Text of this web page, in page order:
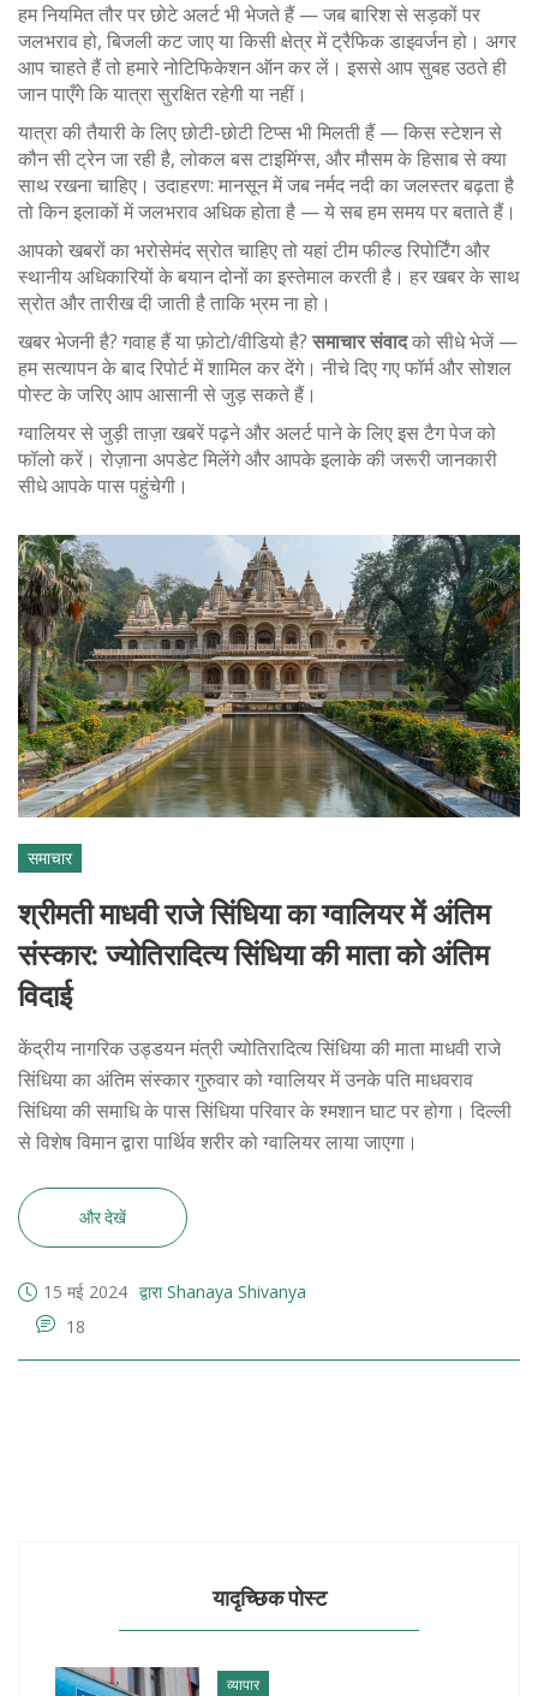
हम नियमित तौर पर छोटे अलर्ट भी भेजते हैं — जब बारिश से सड़कों पर
जलभराव हो, बिजली कट जाए या किसी क्षेत्र में ट्रैफिक डाइवर्जन हो। अगर
आप चाहते हैं तो हमारे नोटिफिकेशन ऑन कर लें। इससे आप सुबह उठते ही
जान पाएँगे कि यात्रा सुरक्षित रहेगी या नहीं।
यात्रा की तैयारी के लिए छोटी-छोटी टिप्स भी मिलती हैं — किस स्टेशन से
कौन सी ट्रेन जा रही है, लोकल बस टाइमिंग्स, और मौसम के हिसाब से क्या
साथ रखना चाहिए। उदाहरण: मानसून में जब नर्मद नदी का जलस्तर बढ़ता है
तो किन इलाकों में जलभराव अधिक होता है — ये सब हम समय पर बताते हैं।
आपको खबरों का भरोसेमंद स्रोत चाहिए तो यहां टीम फील्ड रिपोर्टिंग और
स्थानीय अधिकारियों के बयान दोनों का इस्तेमाल करती है। हर खबर के साथ
स्रोत और तारीख दी जाती है ताकि भ्रम ना हो।
खबर भेजनी है? गवाह हैं या फ़ोटो/वीडियो है?समाचार संवादको सीधे भेजें —
हम सत्यापन के बाद रिपोर्ट में शामिल कर देंगे। नीचे दिए गए फॉर्म और सोशल
पोस्ट के जरिए आप आसानी से जुड़ सकते हैं।
ग्वालियर से जुड़ी ताज़ा खबरें पढ़ने और अलर्ट पाने के लिए इस टैग पेज को
फॉलो करें। रोज़ाना अपडेट मिलेंगे और आपके इलाके की जरूरी जानकारी
सीधे आपके पास पहुंचेगी।
समाचार
श्रीमती माधवी राजे सिंधिया का ग्वालियर में अंतिम
संस्कार: ज्योतिरादित्य सिंधिया की माता को अंतिम
विदाई
केंद्रीय नागरिक उड्डयन मंत्री ज्योतिरादित्य सिंधिया की माता माधवी राजे
सिंधिया का अंतिम संस्कार गुरुवार को ग्वालियर में उनके पति माधवराव
सिंधिया की समाधि के पास सिंधिया परिवार के श्मशान घाट पर होगा। दिल्ली
से विशेष विमान द्वारा पार्थिव शरीर को ग्वालियर लाया जाएगा।
और देखें
15 मई 2024 द्वारा Shanaya Shivanya
18
यादृच्छिक पोस्ट
व्यापार